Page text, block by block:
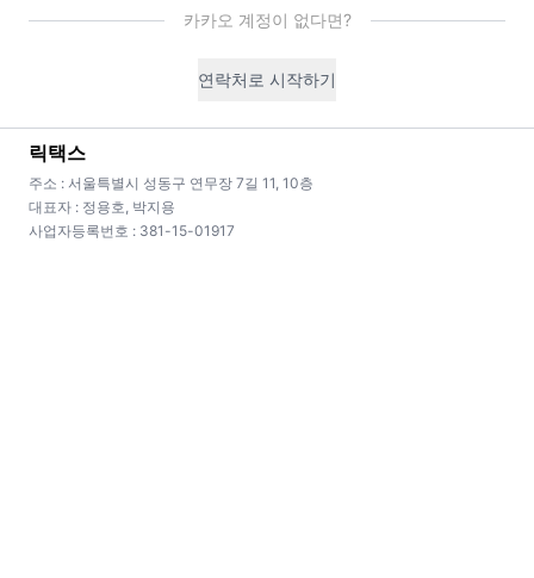
고도화된 세무 전략과 이슈 대응.
과다 납부 세금 환급
과거 5년 신고를 재검토하여 놓친 환급 기회를
카카오 계정이 없다면?
연락처로 시작하기
릭택스
주소 : 서울특별시 성동구 연무장 7길 11, 10층
대표자 : 정용호, 박지용
사업자등록번호 : 381-15-01917